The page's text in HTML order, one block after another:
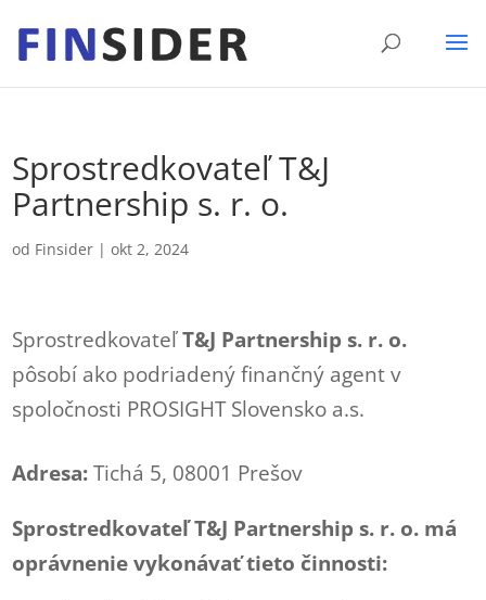
Sprostredkovateľ T&J
Partnership s. r. o.
od Finsider |okt 2, 2024
SprostredkovateľT&J Partnership s. r. o.
pôsobí ako podriadený finančný agent v
spoločnosti PROSIGHT Slovensko a.s.
Adresa:Tichá 5, 08001 Prešov
Sprostredkovateľ T&J Partnership s. r. o. má
oprávnenie vykonávať tieto činnosti: